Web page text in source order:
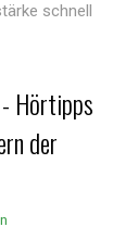
schnell
Hörtipps
der